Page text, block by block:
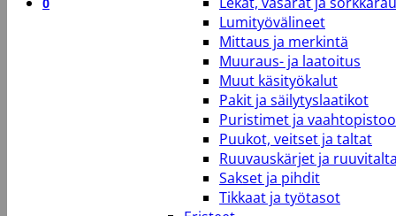
0
Lumityövälineet
Mittaus ja merkintä
Muuraus- ja laatoitus
Muut käsityökalut
Pakit ja säilytyslaatikot
Puristimet ja
Puukot, veitset ja taltat
Ruuvauskärjet ja
Sakset ja pihdit
Tikkaat ja työtasot